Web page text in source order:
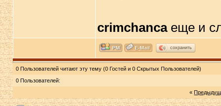
crimchancaеще и
сохранить
0 Пользователей читают эту тему (0 Гостей и 0 Скрытых Пользователей)
0 Пользователей:
«